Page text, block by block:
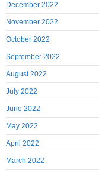
December 2022
November 2022
October 2022
September 2022
August 2022
July 2022
June 2022
May 2022
April 2022
March 2022